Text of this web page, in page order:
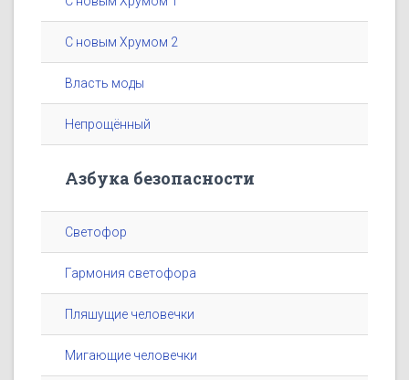
С новым Хрумом 2
Власть моды
Непрощённый
Азбука безопасности
Светофор
Гармония светофора
Пляшущие человечки
Мигающие человечки